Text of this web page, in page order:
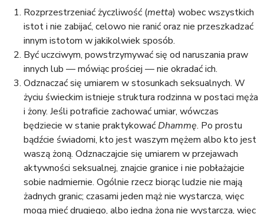
Rozprzestrzeniać życzliwość (metta) wobec wszystkich
istot i nie zabijać, celowo nie ranić oraz nie przeszkadzać
innym istotom w jakikolwiek sposób.
Być uczciwym, powstrzymywać się od naruszania praw
innych lub — mówiąc prościej — nie okradać ich.
Odznaczać się umiarem w stosunkach seksualnych. W
życiu świeckim istnieje struktura rodzinna w postaci męża
i żony. Jeśli potraficie zachować umiar, wówczas
będziecie w stanie praktykowaćDhammę. Po prostu
bądźcie świadomi, kto jest waszym mężem albo kto jest
waszą żoną. Odznaczajcie się umiarem w przejawach
aktywności seksualnej, znajcie granice i nie pobłażajcie
sobie nadmiernie. Ogólnie rzecz biorąc ludzie nie mają
żadnych granic; czasami jeden mąż nie wystarcza, więc
mogą mieć drugiego, albo jedna żona nie wystarcza, więc